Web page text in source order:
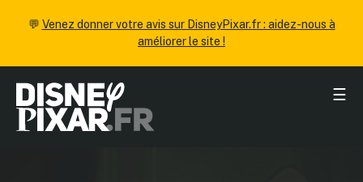
💬 Venez donner votre avis sur DisneyPixar.fr : aidez-nous à
améliorer le site !
☰